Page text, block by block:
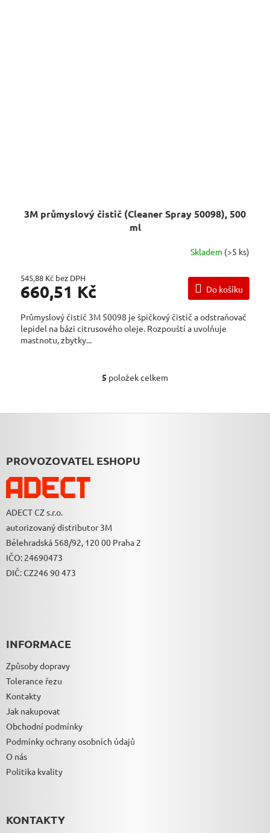
3M průmyslový čistič (Cleaner Spray 50098), 500
ml
Skladem (>5 ks)
545,88 Kč bez DPH
660,51 Kč Do košíku
Průmyslový čistič 3M 50098 je špičkový čistič a odstraňovač
lepidel na bázi citrusového oleje. Rozpouští a uvolňuje
mastnotu, zbytky...
O
Á
Í
Ý
5 položek celkem
APROVOZOVATEL ESHOPU
ADECT CZ s.r.o.
autorizovaný distributor 3M
Bělehradská 568/92, 120 00 Praha 2
IČO: 24690473
DIČ: CZ246 90 473
INFORMACE
Způsoby dopravy
Tolerance řezu
Kontakty
Jak nakupovat
Obchodní podmínky
Podmínky ochrany osobních údajů
O nás
Politika kvality
KONTAKTY